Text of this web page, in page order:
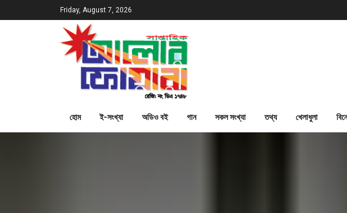
Friday, August 7, 2026
হোম ই-সংখ্যা অডিও বই গান সকল সংখ্যা তথ্য খেলাধুলা